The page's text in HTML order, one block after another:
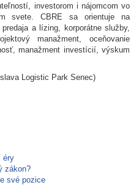
investorom i nájomcom vo
svete. CBRE sa orientuje na
a lízing, korporátne služby,
manažment, oceňovanie
manažment investícií, výskum
Logistic Park Senec)
éry
zákon?
své pozice